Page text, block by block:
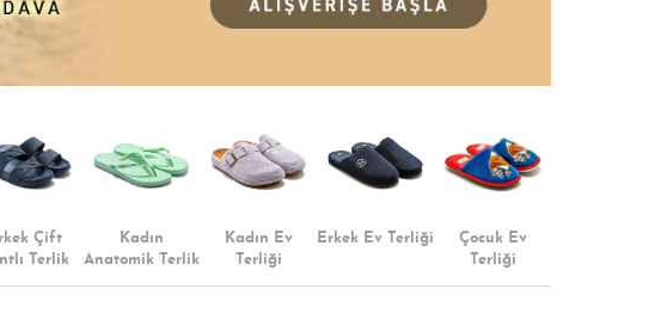
Çift
Terlik
Kadın
Anatomik Terlik
Kadın Ev
Terliği
Erkek Ev Terliği
Çocuk Ev
Terliği